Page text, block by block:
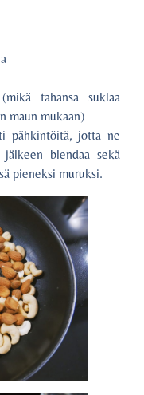
tahansa suklaa
maun mukaan)
pähkintöitä, jotta ne
jälkeen blendaa sekä
pieneksi muruksi.